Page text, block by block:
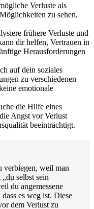
Verluste als
zu sehen,
frühere Verluste und
dir helfen, Vertrauen in
Herausforderungen
auf dein soziales
zu verschiedenen
emotionale
die Hilfe eines
Angst vor Verlust
beeinträchtigt.
verbiegen, weil man
selbst sein
du angemessene
es weg ist. Diese
dem Verlust zu